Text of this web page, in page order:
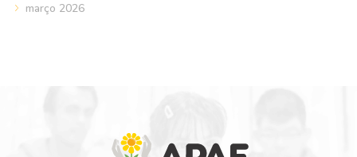
março 2026